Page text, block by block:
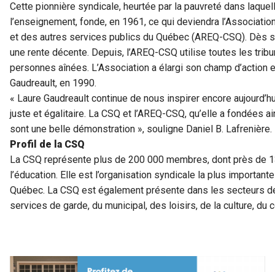
Cette pionnière syndicale, heurtée par la pauvreté dans
l’enseignement, fonde, en 1961, ce qui deviendra
et des autres services publics du Québec (AREQ-CSQ). Dès
une rente décente. Depuis, l’AREQ-CSQ utilise toutes les
personnes aînées. L’Association a élargi son champ
Gaudreault, en 1990.
« Laure Gaudreault continue de nous inspirer encore
juste et égalitaire. La CSQ et l’AREQ-CSQ, qu’elle a fondées
sont une belle démonstration », souligne Daniel B. Lafrenière.
Profil de la CSQ
La CSQ représente plus de 200 000 membres, dont près de
l’éducation. Elle est l’organisation syndicale la plus
Québec. La CSQ est également présente dans les secteurs
services de garde, du municipal, des loisirs, de la culture, du